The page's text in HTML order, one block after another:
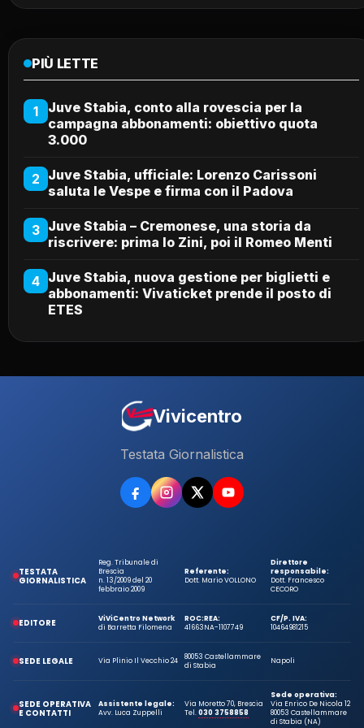
PIÙ LETTE
1
Juve Stabia, conto alla rovescia per la
campagna abbonamenti: obiettivo quota
3.000
2 Juve Stabia, ufficiale: Lorenzo Carissoni
saluta le Vespe e firma con il Padova
3 Juve Stabia – Cremonese, una storia da
riscrivere: prima lo Zini, poi il Romeo Menti
4 Juve Stabia, nuova gestione per biglietti e
abbonamenti: Vivaticket prende il posto di
ETES
Vivicentro
Testata Giornalistica
TESTATA
GIORNALISTICA
Reg. Tribunale di
Brescia
n. 13/2009 del 20
febbraio 2009
Referente:
Dott. Mario VOLLONO
Direttore
responsabile:
Dott. Francesco
CECORO
EDITORE
ViViCentro Network
di Barretta Filomena
ROC:
41663
REA:
NA-1107749
CF/P. IVA:
10464981215
SEDE LEGALE Via Plinio Il Vecchio 24
80053 Castellammare
di Stabia
Napoli
SEDE OPERATIVA
E CONTATTI
Assistente legale:
Avv. Luca Zuppelli
Via Moretto 70, Brescia
Tel.030 3758858
Sede operativa:
Via Enrico De Nicola 12
80053 Castellammare
di Stabia (NA)